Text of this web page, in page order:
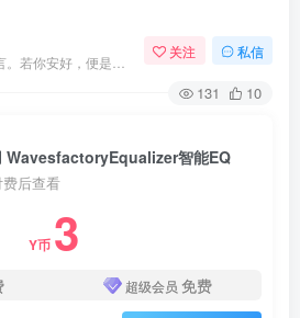
关注 私信
131 10
WavesfactoryEqualizer智能EQ
后查看
Y币 3
超级会员 免费